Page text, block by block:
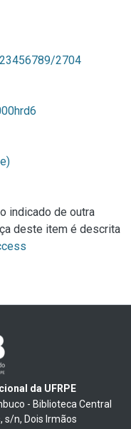
2704
indicado de outra
deste item é descrita
da UFRPE
- Biblioteca Central
s/n, Dois Irmãos